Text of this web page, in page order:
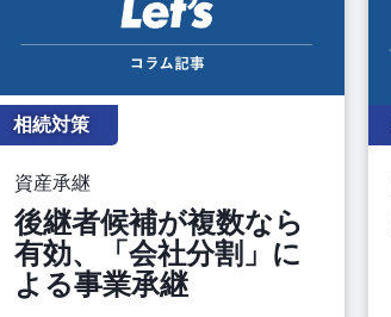
相続対策
資産承継
後継者候補が複数なら
有効、「会社分割」に
よる事業承継